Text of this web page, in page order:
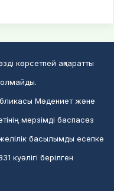
көрсетпей ақпаратты
Мәдениет және
мерзімді баспасөз
басылымды есепке
куәлігі берілген